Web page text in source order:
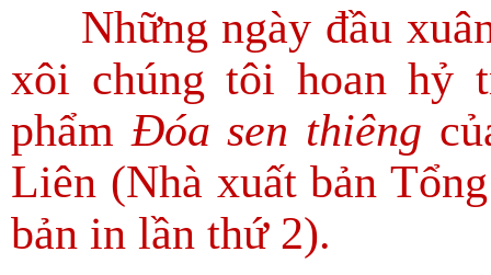
Những ngày đầu
xôi chúng tôi hoan hỷ
phẩm Đóa sen thiêng
Liên (Nhà xuất bản
bản in lần thứ 2).